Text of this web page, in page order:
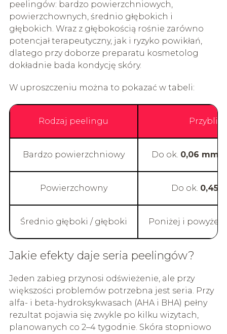
peelingów: bardzo powierzchniowych,
powierzchownych, średnio głębokich i
głębokich. Wraz z głębokością rośnie zarówno
potencjał terapeutyczny, jak i ryzyko powikłań,
dlatego przy doborze preparatu kosmetolog
dokładnie bada kondycję skóry.
W uproszczeniu można to pokazać w tabeli:
Rodzaj peelingu
Bardzo powierzchniowy Do ok. 0,06 mm
Powierzchowny Do ok. 0,45
Średnio głęboki / głęboki Poniżej i powyżej
Jakie efekty daje seria peelingów?
Jeden zabieg przynosi odświeżenie, ale przy
większości problemów potrzebna jest seria. Przy
alfa- i beta-hydroksykwasach (AHA i BHA) pełny
rezultat pojawia się zwykle po kilku wizytach,
planowanych co 2–4 tygodnie. Skóra stopniowo